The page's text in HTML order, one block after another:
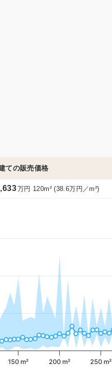
ての販売価格
万円 120m² (38.6万円／m²)
150 m² 200 m² 250 m²